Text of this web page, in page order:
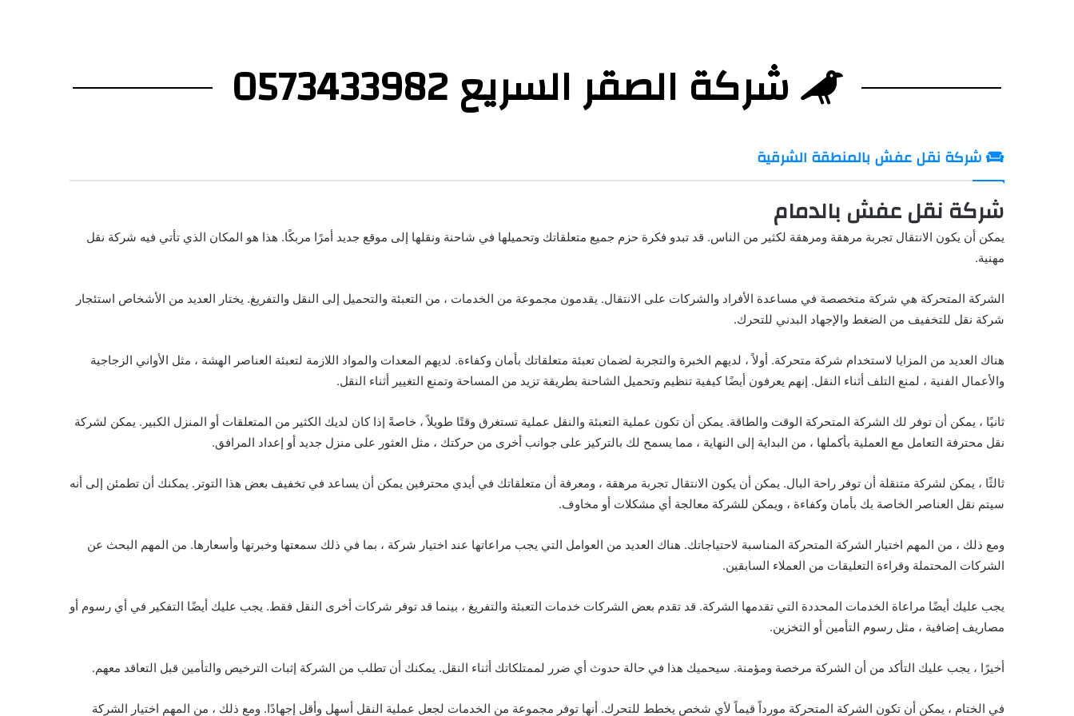
شركة الصقر السريع 0573433982
شركة نقل عفش بالمنطقة الشرقية
شركة نقل عفش بالدمام
يمكن أن يكون الانتقال تجربة مرهقة ومرهقة لكثير من الناس. قد تبدو فكرة حزم جميع متعلقاتك وتحميلها في شاحنة ونقلها إلى موقع جديد أمرًا مربكًا. هذا هو المكان الذي تأتي فيه شركة نقل
مهنية.
الشركة المتحركة هي شركة متخصصة في مساعدة الأفراد والشركات على الانتقال. يقدمون مجموعة من الخدمات ، من التعبئة والتحميل إلى النقل والتفريغ. يختار العديد من الأشخاص استئجار
شركة نقل للتخفيف من الضغط والإجهاد البدني للتحرك.
هناك العديد من المزايا لاستخدام شركة متحركة. أولاً ، لديهم الخبرة والتجربة لضمان تعبئة متعلقاتك بأمان وكفاءة. لديهم المعدات والمواد اللازمة لتعبئة العناصر الهشة ، مثل الأواني الزجاجية
والأعمال الفنية ، لمنع التلف أثناء النقل. إنهم يعرفون أيضًا كيفية تنظيم وتحميل الشاحنة بطريقة تزيد من المساحة وتمنع التغيير أثناء النقل.
ثانيًا ، يمكن أن توفر لك الشركة المتحركة الوقت والطاقة. يمكن أن تكون عملية التعبئة والنقل عملية تستغرق وقتًا طويلاً ، خاصةً إذا كان لديك الكثير من المتعلقات أو المنزل الكبير. يمكن لشركة
نقل محترفة التعامل مع العملية بأكملها ، من البداية إلى النهاية ، مما يسمح لك بالتركيز على جوانب أخرى من حركتك ، مثل العثور على منزل جديد أو إعداد المرافق.
ثالثًا ، يمكن لشركة متنقلة أن توفر راحة البال. يمكن أن يكون الانتقال تجربة مرهقة ، ومعرفة أن متعلقاتك في أيدي محترفين يمكن أن يساعد في تخفيف بعض هذا التوتر. يمكنك أن تطمئن إلى أنه
سيتم نقل العناصر الخاصة بك بأمان وكفاءة ، ويمكن للشركة معالجة أي مشكلات أو مخاوف.
ومع ذلك ، من المهم اختيار الشركة المتحركة المناسبة لاحتياجاتك. هناك العديد من العوامل التي يجب مراعاتها عند اختيار شركة ، بما في ذلك سمعتها وخبرتها وأسعارها. من المهم البحث عن
الشركات المحتملة وقراءة التعليقات من العملاء السابقين.
يجب عليك أيضًا مراعاة الخدمات المحددة التي تقدمها الشركة. قد تقدم بعض الشركات خدمات التعبئة والتفريغ ، بينما قد توفر شركات أخرى النقل فقط. يجب عليك أيضًا التفكير في أي رسوم أو
مصاريف إضافية ، مثل رسوم التأمين أو التخزين.
أخيرًا ، يجب عليك التأكد من أن الشركة مرخصة ومؤمنة. سيحميك هذا في حالة حدوث أي ضرر لممتلكاتك أثناء النقل. يمكنك أن تطلب من الشركة إثبات الترخيص والتأمين قبل التعاقد معهم.
في الختام ، يمكن أن تكون الشركة المتحركة مورداً قيماً لأي شخص يخطط للتحرك. أنها توفر مجموعة من الخدمات لجعل عملية النقل أسهل وأقل إجهادًا. ومع ذلك ، من المهم اختيار الشركة